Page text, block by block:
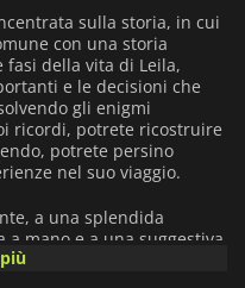
9.25€
sulla storia, in cui
con una storia
della vita di Leila,
e le decisioni che
gli enigmi
ricordi, potrete ricostruire
potrete persino
nel suo viaggio.
a una splendida
mano e a una suggestiva
di